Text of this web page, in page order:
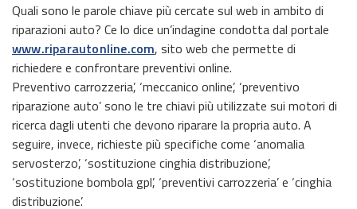
Quali sono le parole chiave più cercate sul web in ambito di
riparazioni auto? Ce lo dice un’indagine condotta dal portale
www.riparautonline.com, sito web che permette di
richiedere e confrontare preventivi online.
Preventivo carrozzeria’, ‘meccanico online’, ‘preventivo
riparazione auto’ sono le tre chiavi più utilizzate sui motori di
ricerca dagli utenti che devono riparare la propria auto. A
seguire, invece, richieste più specifiche come ‘anomalia
servosterzo’, ‘sostituzione cinghia distribuzione’,
‘sostituzione bombola gpl’, ‘preventivi carrozzeria’ e ‘cinghia
distribuzione’.